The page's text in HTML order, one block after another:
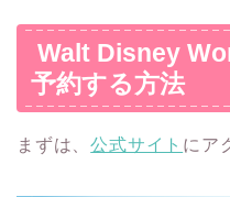
Walt Disney
予約する方法
まずは、公式サイト にア